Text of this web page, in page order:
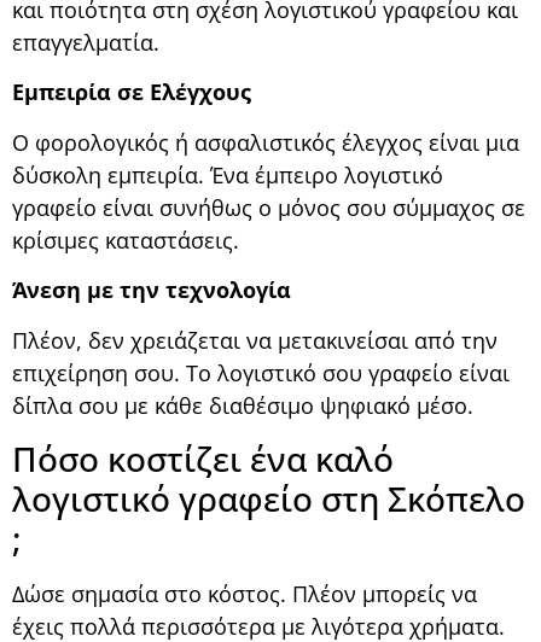
και ποιότητα στη σχέση λογιστικού γραφείου και
επαγγελματία.
Εμπειρία σε Ελέγχους
Ο φορολογικός ή ασφαλιστικός έλεγχος είναι μια
δύσκολη εμπειρία. Ένα έμπειρο λογιστικό
γραφείο είναι συνήθως ο μόνος σου σύμμαχος σε
κρίσιμες καταστάσεις.
Άνεση με την τεχνολογία
Πλέον, δεν χρειάζεται να μετακινείσαι από την
επιχείρηση σου. Το λογιστικό σου γραφείο είναι
δίπλα σου με κάθε διαθέσιμο ψηφιακό μέσο.
Πόσο κοστίζει ένα καλό
λογιστικό γραφείο στη Σκόπελο
;
Δώσε σημασία στο κόστος. Πλέον μπορείς να
έχεις πολλά περισσότερα με λιγότερα χρήματα.